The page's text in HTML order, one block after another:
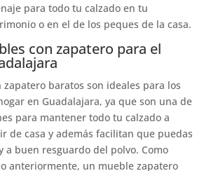
para todo tu calzado en tu
o en el de los peques de la casa.
con zapatero para el
zapatero baratos son ideales para los
en Guadalajara, ya que son una de
para mantener todo tu calzado a
de casa y además facilitan que puedas
a buen resguardo del polvo. Como
anteriormente, un mueble zapatero